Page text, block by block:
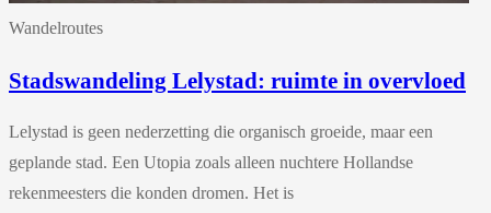
Wandelroutes
Stadswandeling Lelystad: ruimte in overvloed
Lelystad is geen nederzetting die organisch groeide, maar een
geplande stad. Een Utopia zoals alleen nuchtere Hollandse
rekenmeesters die konden dromen. Het is